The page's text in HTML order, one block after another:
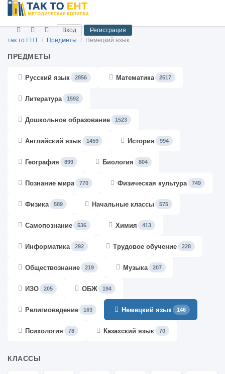
Вход
Регистрация
так то ЕНТ / Предметы / Немецкий язык
ПРЕДМЕТЫ
Русский язык 2856 Математика 2517
Литература 1592
Дошкольное образование 1523
Английский язык 1459 История 994
География 899 Биология 804
Познание мира 770 Физическая культура 749
Физика 589 Начальные классы 575
Самопознание 536 Химия 413
Информатика 292 Трудовое обучение 228
Обществознание 219 Музыка 207
ИЗО 205 ОБЖ 194
Религиоведение 163 Немецкий язык 146
Психология 78 Казахский язык 70
КЛАССЫ